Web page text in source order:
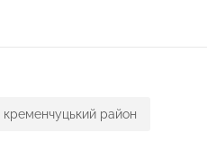
кременчуцький район